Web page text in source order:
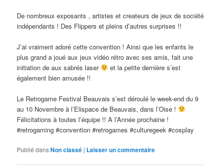
De nombreux exposants , artistes et createurs de jeux de société
indépendants ! Des Flippers et pleins d’autres surprises !!
J’ai vraiment adoré cette convention ! Ainsi que les enfants le
plus grand a joué aux jeux vidéo rétro avec ses amis, fait une
initiation de aux sabrés laser
et la petite dernière s’est
également bien amusée !!
Le Retrogame Festival Beauvais s’est déroulé le week-end du 9
au 10 Novembre à l’Elispace de Beauvais, dans l’Oise !
Félicitations à toutes l’équipe !! A l’Année prochaine !
#retrogaming #convention #retrogames #culturegeek #cosplay
Publié dansNon classé | Laisser un commentaire